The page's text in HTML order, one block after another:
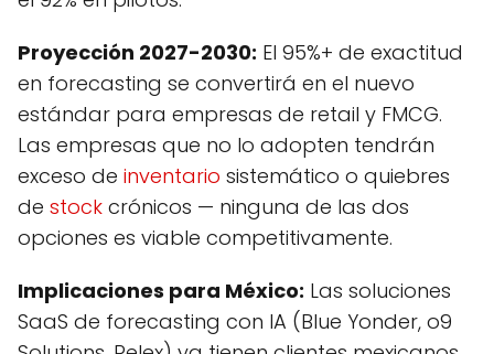
Proyección 2027-2030: El 95%+ de exactitud
en forecasting se convertirá en el nuevo
estándar para empresas de retail y FMCG.
Las empresas que no lo adopten tendrán
exceso de inventario sistemático o quiebres
de stock crónicos — ninguna de las dos
opciones es viable competitivamente.
Implicaciones para México: Las soluciones
SaaS de forecasting con IA (Blue Yonder, o9